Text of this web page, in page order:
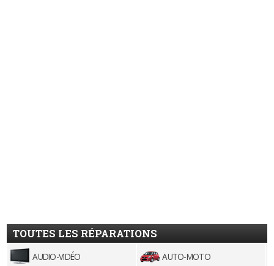
TOUTES LES RÉPARATIONS
AUDIO-VIDÉO AUTO-MOTO